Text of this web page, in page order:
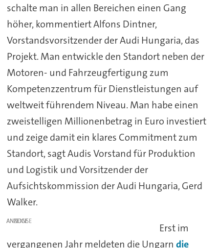
schalte man in allen Bereichen einen Gang
höher, kommentiert Alfons Dintner,
Vorstandsvorsitzender der Audi Hungaria, das
Projekt. Man entwickle den Standort neben der
Motoren- und Fahrzeugfertigung zum
Kompetenzzentrum für Dienstleistungen auf
weltweit führendem Niveau. Man habe einen
zweistelligen Millionenbetrag in Euro investiert
und zeige damit ein klares Commitment zum
Standort, sagt Audis Vorstand für Produktion
und Logistik und Vorsitzender der
Aufsichtskommission der Audi Hungaria, Gerd
Walker.
ANZEIGE
Erst im
vergangenen Jahr meldeten die Ungarn die